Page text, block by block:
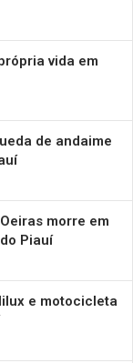
vida em
de andaime
morre em
Piauí
e motocicleta